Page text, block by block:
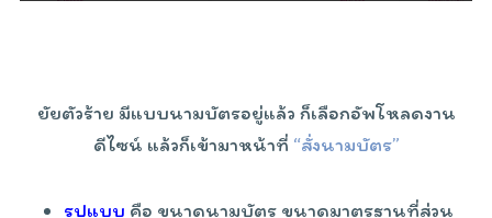
ยัยตัวร้าย มีแบบนามบัตรอยู่แล้ว ก็เลือกอัพโหลดงาน
ดีไซน์ แล้วก็เข้ามาหน้าที่ “สั่งนามบัตร”
รูปแบบ คือ ขนาดนามบัตร ขนาดมาตรฐานที่ส่วน